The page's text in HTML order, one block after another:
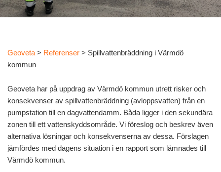
Geoveta > Referenser > Spillvattenbräddning i Värmdö
kommun
Geoveta har på uppdrag av Värmdö kommun utrett risker och
konsekvenser av spillvattenbräddning (avloppsvatten) från en
pumpstation till en dagvattendamm. Båda ligger i den sekundära
zonen till ett vattenskyddsområde. Vi föreslog och beskrev även
alternativa lösningar och konsekvenserna av dessa. Förslagen
jämfördes med dagens situation i en rapport som lämnades till
Värmdö kommun.